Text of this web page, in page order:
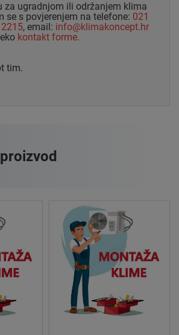
za ugradnjom ili održanjem klima
se s povjerenjem na telefone: 021
, email: info@klimakoncept.hr
kontakt forme.
tim.